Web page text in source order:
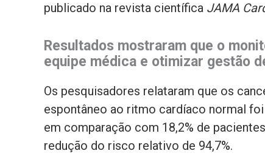
publicado na revista científica JAMA
Resultados mostraram que o
equipe médica e otimizar gestão
Os pesquisadores relataram que os
espontâneo ao ritmo cardíaco normal
em comparação com 18,2% de
redução do risco relativo de 94,7%.